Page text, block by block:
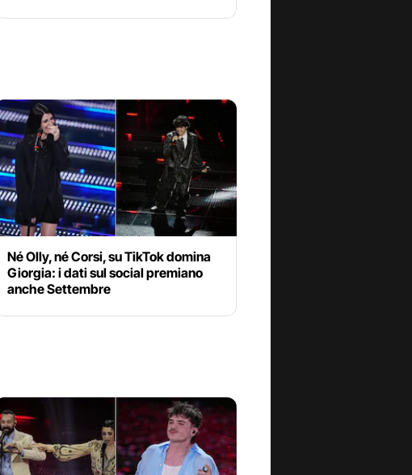
Né Olly, né Corsi, su TikTok domina
Giorgia: i dati sul social premiano
anche Settembre